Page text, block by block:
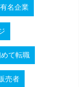
名企業
て転職
売者